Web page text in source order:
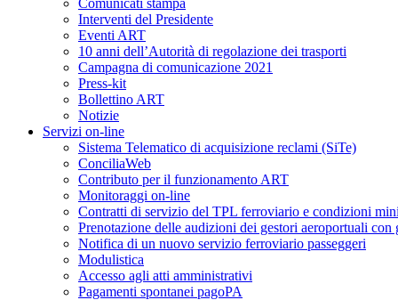
Comunicati stampa
Interventi del Presidente
Eventi ART
10 anni dell’Autorità di regolazione dei trasporti
Campagna di comunicazione 2021
Press-kit
Bollettino ART
Notizie
Servizi on-line
Sistema Telematico di acquisizione reclami (SiTe)
ConciliaWeb
Contributo per il funzionamento ART
Monitoraggi on-line
Contratti di servizio del TPL ferroviario e condizioni
Prenotazione delle audizioni dei gestori aeroportuali con
Notifica di un nuovo servizio ferroviario passeggeri
Modulistica
Accesso agli atti amministrativi
Pagamenti spontanei pagoPA